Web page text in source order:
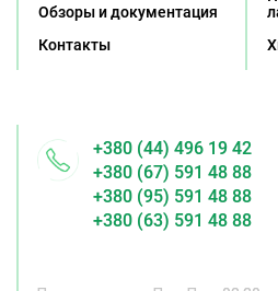
Обзоры и документация
Контакты
+380 (44) 496 19 42
+380 (67) 591 48 88
+380 (95) 591 48 88
+380 (63) 591 48 88